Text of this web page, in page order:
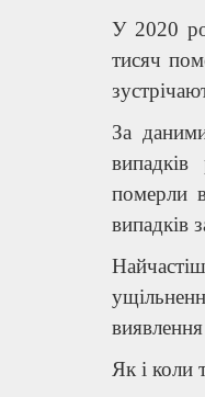
У 2020
тисяч
За
померли
випадків
Як і коли